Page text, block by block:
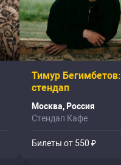
Тимур Бегимбетов:
стендап
Москва, Россия
Стендап Кафе
Билеты от 550 ₽